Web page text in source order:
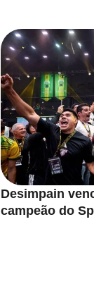
Desimpain
campeão do